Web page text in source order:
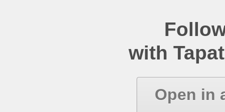
with
Open in